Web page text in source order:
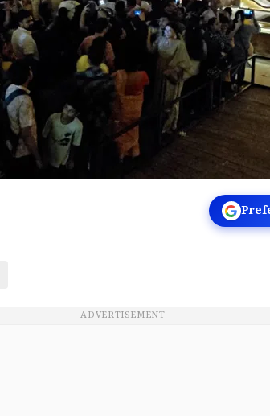
ADVERTISEMENT